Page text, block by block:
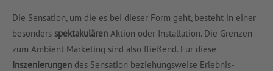
Die Sensation, um die es bei dieser Form geht, besteht in einer
besonders spektakulären Aktion oder Installation. Die Grenzen
zum Ambient Marketing sind also fließend. Für diese
Inszenierungen des Sensation beziehungsweise Erlebnis-